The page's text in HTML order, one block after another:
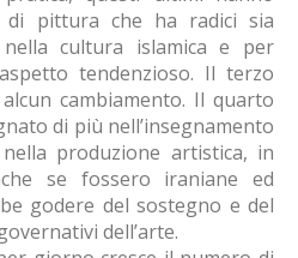
di pittura che ha radici sia
cultura islamica e per
tendenzioso. Il terzo
cambiamento. Il quarto
di più nell’insegnamento
produzione artistica, in
se fossero iraniane ed
godere del sostegno e del
dell’arte.